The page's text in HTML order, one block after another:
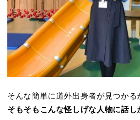
そんな簡単に道外出身者が見つか
そもそもこんな怪しげな人物に話